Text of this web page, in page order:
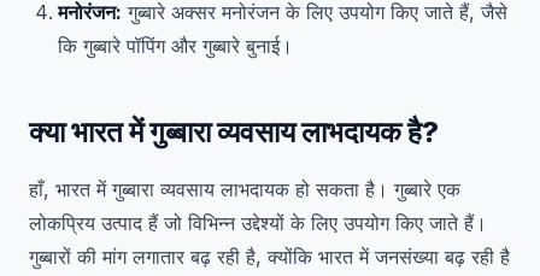
मनोरंजन: गुब्बारे अक्सर मनोरंजन के लिए उपयोग किए जाते हैं, जैसे
कि गुब्बारे पॉपिंग और गुब्बारे बुनाई।
क्या भारत में गुब्बारा व्यवसाय लाभदायक है?
हाँ, भारत में गुब्बारा व्यवसाय लाभदायक हो सकता है। गुब्बारे एक
लोकप्रिय उत्पाद हैं जो विभिन्न उद्देश्यों के लिए उपयोग किए जाते हैं।
गुब्बारों की मांग लगातार बढ़ रही है, क्योंकि भारत में जनसंख्या बढ़ रही है